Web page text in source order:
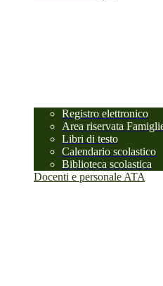
Registro elettronico
Area riservata
Libri di testo
Calendario scolastico
Biblioteca scolastica
Docenti e personale ATA